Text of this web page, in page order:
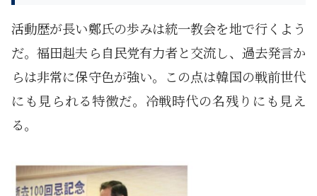
活動歴が長い鄭氏の歩みは統一教会を地で行くよう
だ。福田赳夫ら自民党有力者と交流し、過去発言か
らは非常に保守色が強い。この点は韓国の戦前世代
にも見られる特徴だ。冷戦時代の名残りにも見え
る。